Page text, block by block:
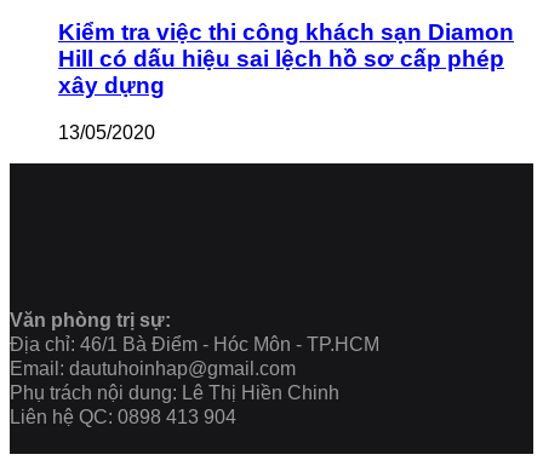
Kiểm tra việc thi công khách sạn Diamon
Hill có dấu hiệu sai lệch hồ sơ cấp phép
xây dựng
13/05/2020
Văn phòng trị sự:
Địa chỉ: 46/1 Bà Điểm - Hóc Môn - TP.HCM
Email: dautuhoinhap@gmail.com
Phụ trách nội dung: Lê Thị Hiền Chinh
Liên hệ QC: 0898 413 904